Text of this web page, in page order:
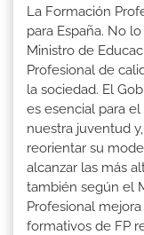
La Formación
para España. No
Ministro de
Profesional de
la sociedad. El
es esencial para
nuestra juventud
reorientar su
alcanzar las más
también según el
Profesional
formativos de FP